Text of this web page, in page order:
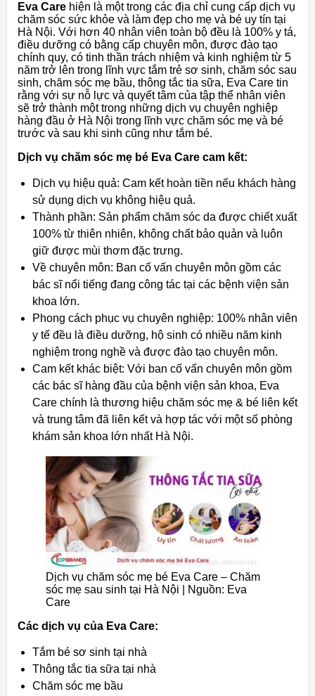
Eva Care hiện là một trong các địa chỉ cung cấp dịch vụ
chăm sóc sức khỏe và làm đẹp cho mẹ và bé uy tín tại
Hà Nội. Với hơn 40 nhân viên toàn bộ đều là 100% y tá,
điều dưỡng có bằng cấp chuyên môn, được đào tạo
chính quy, có tinh thần trách nhiệm và kinh nghiệm từ 5
năm trở lên trong lĩnh vực tắm trẻ sơ sinh, chăm sóc sau
sinh, chăm sóc mẹ bầu, thông tắc tia sữa, Eva Care tin
rằng với sự nỗ lực và quyết tâm của tập thể nhân viên
sẽ trở thành một trong những dịch vụ chuyên nghiệp
hàng đầu ở Hà Nội trong lĩnh vực chăm sóc mẹ và bé
trước và sau khi sinh cũng như tắm bé.
Dịch vụ chăm sóc mẹ bé Eva Care cam kết:
Dịch vụ hiệu quả: Cam kết hoàn tiền nếu khách hàng
sử dụng dịch vụ không hiệu quả.
Thành phần: Sản phẩm chăm sóc da được chiết xuất
100% từ thiên nhiên, không chất bảo quản và luôn
giữ được mùi thơm đặc trưng.
Về chuyên môn: Ban cố vấn chuyên môn gồm các
bác sĩ nổi tiếng đang công tác tại các bệnh viện sản
khoa lớn.
Phong cách phục vụ chuyên nghiệp: 100% nhân viên
y tế đều là điều dưỡng, hộ sinh có nhiều năm kinh
nghiệm trong nghề và được đào tạo chuyên môn.
Cam kết khác biệt: Với ban cố vấn chuyên môn gồm
các bác sĩ hàng đầu của bệnh viện sản khoa, Eva
Care chính là thương hiệu chăm sóc mẹ & bé liên kết
và trung tâm đã liên kết và hợp tác với một số phòng
khám sản khoa lớn nhất Hà Nội.
Dịch vụ chăm sóc mẹ bé Eva Care – Chăm
sóc mẹ sau sinh tại Hà Nội | Nguồn: Eva
Care
Các dịch vụ của Eva Care:
Tắm bé sơ sinh tại nhà
Thông tắc tia sữa tại nhà
Chăm sóc mẹ bầu